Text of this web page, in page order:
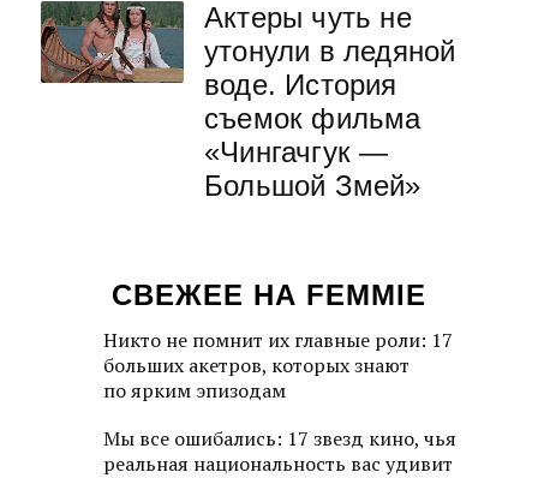
Актеры чуть не
утонули в ледяной
воде. История
съемок фильма
«Чингачгук —
Большой Змей»
СВЕЖЕЕ НА FEMMIE
Никто не помнит их главные роли: 17
больших акетров, которых знают
по ярким эпизодам
Мы все ошибались: 17 звезд кино, чья
реальная национальность вас удивит